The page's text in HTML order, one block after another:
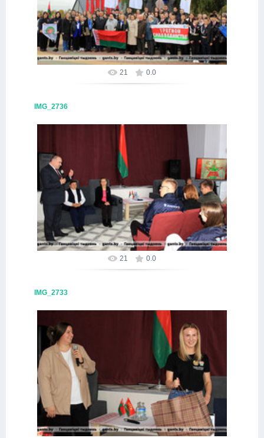
Alex
21 0.0
IMG_2736
09.10.2025
Alex
21 0.0
IMG_2733
Alex